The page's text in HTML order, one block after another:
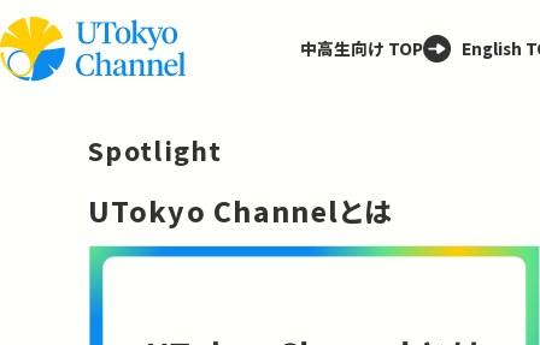
中高生向け TOP English
Spotlight
UTokyo Channelとは